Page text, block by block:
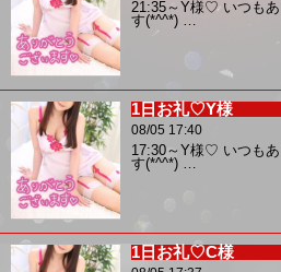
21:35～Y様♡ いつもあ
す(*^^*) …
1日お礼♡Y様
08/05 17:40
17:30～Y様♡ いつもあ
す(*^^*) …
1日お礼♡C様